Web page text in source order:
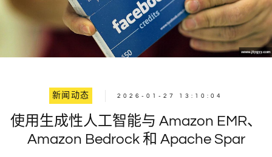
新闻动态 2026-01-27 13:10:04
使用生成性人工智能与 Amazon EMR、
Amazon Bedrock 和 Apache Spar